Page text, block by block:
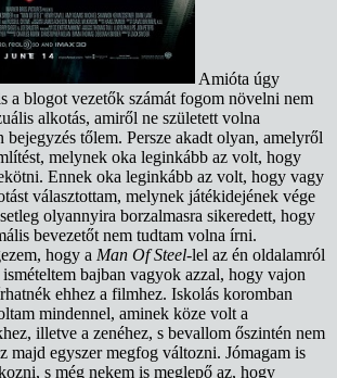
Amióta úgy
a blogot vezetők számát fogom növelni nem
alkotás, amiről ne született volna
tőlem. Persze akadt olyan, amelyről
melynek oka leginkább az volt, hogy
Ennek oka leginkább az volt, hogy vagy
választottam, melynek játékidejének vége
olyannyira borzalmasra sikeredett, hogy
bevezetőt nem tudtam volna írni.
hogy a Man Of Steel-lel az én oldalamról
bajban vagyok azzal, hogy vajon
ehhez a filmhez. Iskolás koromban
mindennel, aminek köze volt a
illetve a zenéhez, s bevallom őszintén nem
majd egyszer megfog változni. Jómagam is
s még nekem is meglepő az, hogy